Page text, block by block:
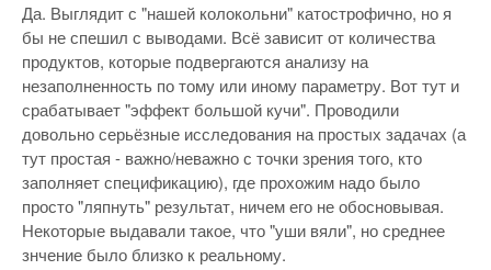
Да. Выглядит с "нашей колокольни" катострофично, но я
бы не спешил с выводами. Всё зависит от количества
продуктов, которые подвергаются анализу на
незаполненность по тому или иному параметру. Вот тут и
срабатывает "эффект большой кучи". Проводили
довольно серьёзные исследования на простых задачах (а
тут простая - важно/неважно с точки зрения того, кто
заполняет спецификацию), где прохожим надо было
просто "ляпнуть" результат, ничем его не обосновывая.
Некоторые выдавали такое, что "уши вяли", но среднее
знчение было близко к реальному.